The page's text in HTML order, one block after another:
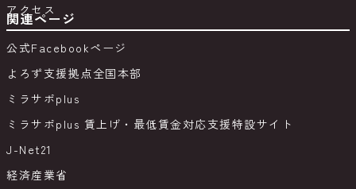
アクセス
関連ページ
公式Facebookページ
よろず支援拠点全国本部
ミラサポplus
ミラサポplus 賃上げ・最低賃金対応支援特設サイト
J-Net21
経済産業省